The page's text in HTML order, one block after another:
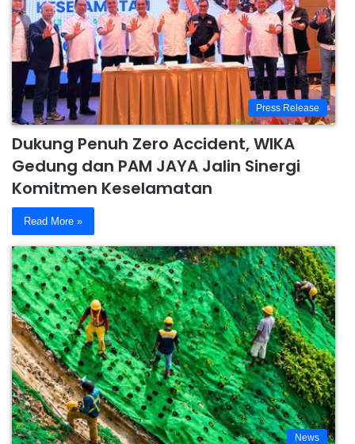
Press Release
Dukung Penuh Zero Accident, WIKA
Gedung dan PAM JAYA Jalin Sinergi
Komitmen Keselamatan
Read More »
News